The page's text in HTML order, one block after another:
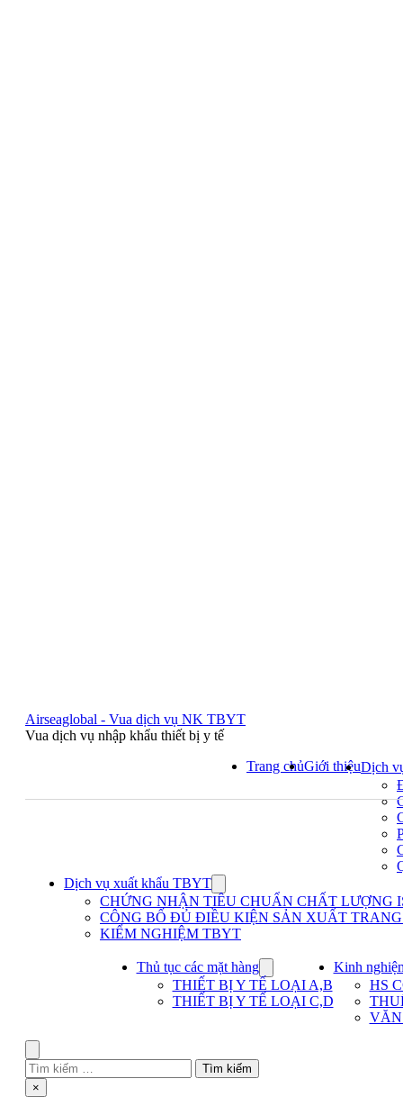
Airseaglobal - Vua dịch vụ NK TBYT
Vua dịch vụ nhập khẩu thiết bị y tế
Trang chủGiới thiệuDịch
Dịch vụ xuất khẩu TBYT
submenu
for
Dịch
vụ
khẩu
TBYT
CHỨNG NHẬN TIÊU CHUẨN CHẤT LƯỢNG
CÔNG BỐ ĐỦ ĐIỀU KIỆN SẢN XUẤT
KIỂM NGHIỆM TBYT
Thủ tục các mặt hàng
submenu
for
Thủ
THIẾT BỊ Y TẾ LOẠI A,B
THIẾT BỊ Y TẾ LOẠI C,D
Kinh
HS
Tìm
kiếm
Close
×